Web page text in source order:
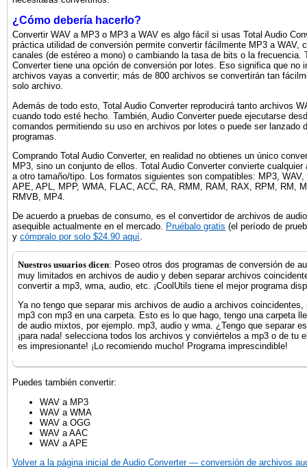
¿Cómo debería hacerlo?
Convertir WAV a MP3 o MP3 a WAV es algo fácil si usas Total Audio
práctica utilidad de conversión permite convertir fácilmente MP3 a WAV,
canales (de estéreo a mono) o cambiando la tasa de bits o la frecuencia.
Converter tiene una opción de conversión por lotes. Eso significa que no
archivos vayas a convertir; más de 800 archivos se convertirán tan
solo archivo.
Además de todo esto, Total Audio Converter reproducirá tanto archivos
cuando todo esté hecho. También, Audio Converter puede ejecutarse
comandos permitiendo su uso en archivos por lotes o puede ser lanzado
programas.
Comprando Total Audio Converter, en realidad no obtienes un único
MP3, sino un conjunto de ellos. Total Audio Converter convierte cualquier
a otro tamaño/tipo. Los formatos siguientes son compatibles: MP3, WAV,
APE, APL, MPP, WMA, FLAC, ACC, RA, RMM, RAM, RAX, RPM, RM,
RMVB, MP4.
De acuerdo a pruebas de consumo, es el convertidor de archivos de
asequible actualmente en el mercado. Pruébalo gratis (el período de
y cómpralo por solo $24.90 aquí.
Nuestros usuarios dicen: Poseo otros dos programas de conversión de
muy limitados en archivos de audio y deben separar archivos
convertir a mp3, wma, audio, etc. ¡CoolUtils tiene el mejor programa
Ya no tengo que separar mis archivos de audio a archivos coincidentes,
mp3 con mp3 en una carpeta. Esto es lo que hago, tengo una carpeta
de audio mixtos, por ejemplo. mp3, audio y wma. ¿Tengo que separar
¡para nada! selecciona todos los archivos y conviértelos a mp3 o de tu
es impresionante! ¡Lo recomiendo mucho! Programa imprescindible!
Puedes también convertir:
WAV a MP3
WAV a WMA
WAV a OGG
WAV a AAC
WAV a APE
Volver a la página inicial de Audio Converter — conversión de archivos